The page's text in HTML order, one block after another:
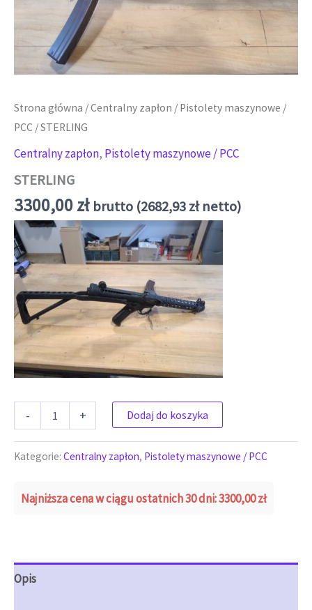
Strona główna /Centralny zapłon / Pistolety maszynowe /
PCC / STERLING
Centralny zapłon, Pistolety maszynowe / PCC
STERLING
3300,00zł brutto (2682,93złnetto)
- + Dodaj do koszyka
Kategorie: Centralny zapłon, Pistolety maszynowe / PCC
Najniższa cena w ciągu ostatnich 30 dni:3300,00zł
Opis